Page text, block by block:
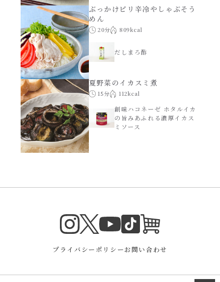
ぶっかけピリ辛冷やしゃぶそう
めん
20分 809kcal
だしまろ酢
夏野菜のイカスミ煮
15分 112kcal
創味ハコネーゼ ホタルイカ
の旨みあふれる濃厚イカス
ミソース
Instagram
TwitterYouTube
TikTok
プライバシーポリシーお問い合わせ